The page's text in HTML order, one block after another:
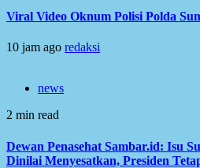
Viral Video Oknum Polisi Polda
10 jam ago redaksi
news
2 min read
Dewan Penasehat Sambar.id: Isu
Dinilai Menyesatkan, Presiden